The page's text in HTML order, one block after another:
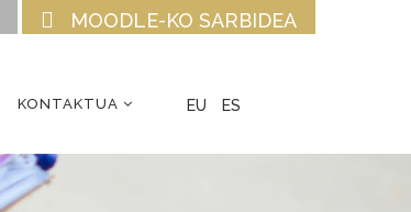
MOODLE-KO SARBIDEA
KONTAKTUA EU ES